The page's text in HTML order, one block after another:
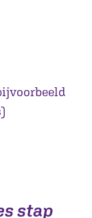
stap